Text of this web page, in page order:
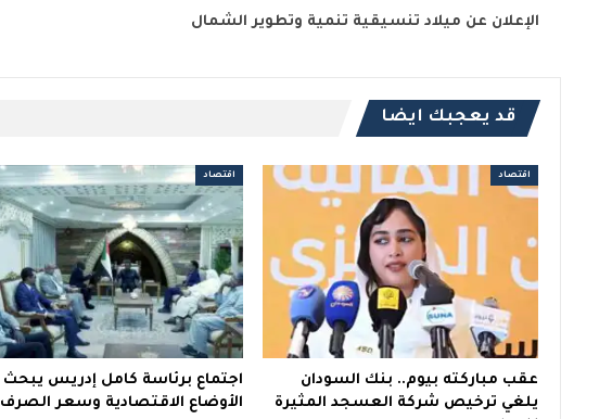
الإعلان عن ميلاد تنسيقية تنمية وتطوير الشمال
قد يعجبك ايضا
اقتصاد
عقب مباركته بيوم.. بنك السودان
يلغي ترخيص شركة العسجد المثيرة
اقتصاد
اجتماع برئاسة كامل إدريس يبحث
الأوضاع الاقتصادية وسعر الصرف